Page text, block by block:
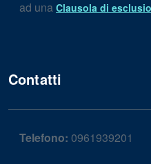
ad una Clausola di
Contatti
Telefono: 0961939201